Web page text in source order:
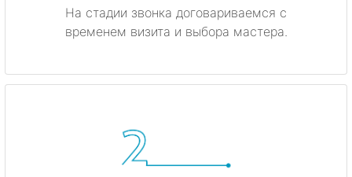
На стадии звонка договариваемся с
временем визита и выбора мастера.